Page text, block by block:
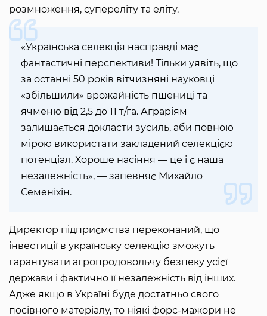
розмноження, супереліту та еліту.
«Українська селекція насправді має
фантастичні перспективи! Тільки уявіть, що
за останні 50 років вітчизняні науковці
«збільшили» врожайність пшениці та
ячменю від 2,5 до 11 т/га. Аграріям
залишається докласти зусиль, аби повною
мірою використати закладений селекцією
потенціал. Хороше насіння — це і є наша
незалежність», — запевняє Михайло
Семеніхін.
Директор підприємства переконаний, що
інвестиції в українську селекцію зможуть
гарантувати агропродовольчу безпеку усієї
держави і фактично її незалежність від інших.
Адже якщо в Україні буде достатньо свого
посівного матеріалу, то ніякі форс-мажори не